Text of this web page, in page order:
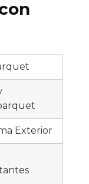
Exterior